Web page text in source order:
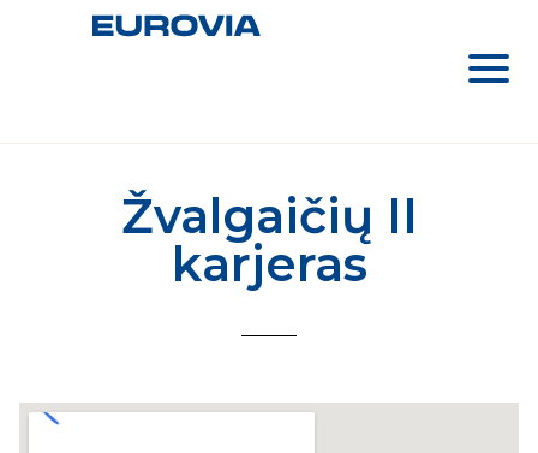
Žvalgaičių II
karjeras